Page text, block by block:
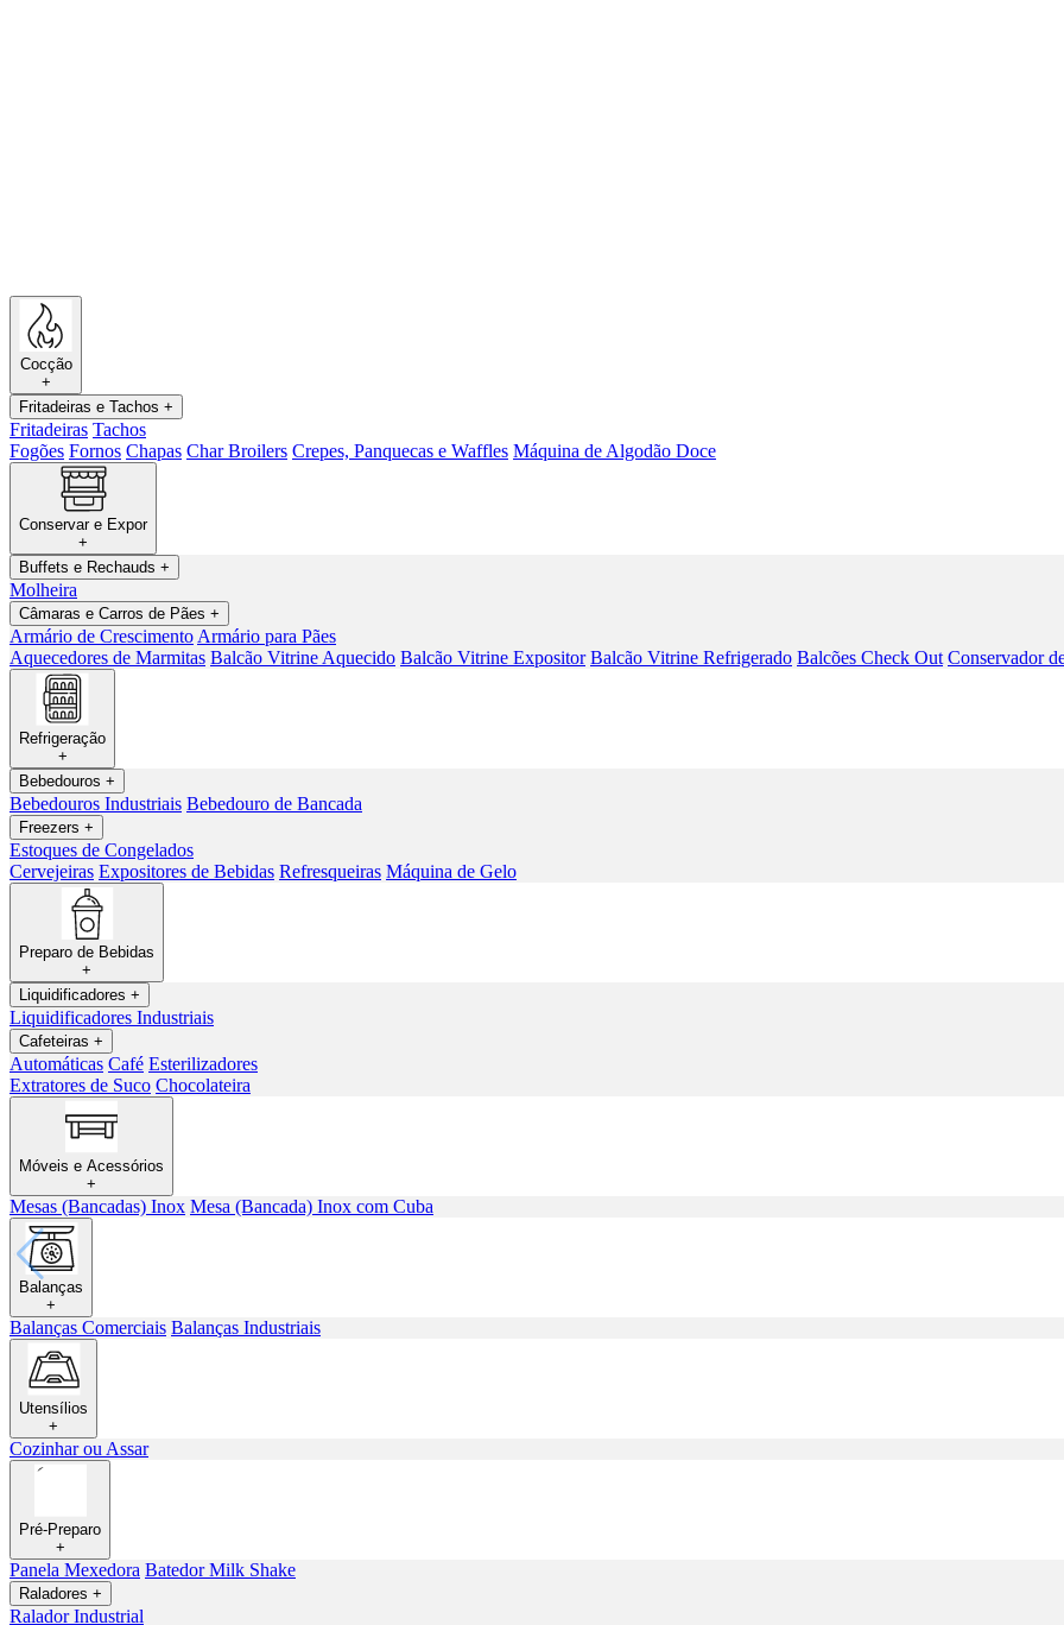
Cocção
+
Fritadeiras e Tachos +
Fritadeiras Tachos
Fogões Fornos Chapas Char Broilers Crepes, Panquecas e Waffles Máquina de Algodão Doce
Conservar e Expor
+
Buffets e Rechauds +
Molheira
Câmaras e Carros de Pães +
Armário de Crescimento Armário para Pães
Aquecedores de Marmitas Balcão Vitrine Aquecido Balcão Vitrine Expositor Balcão Vitrine Refrigerado Balcões Check Out Conservador
Refrigeração
+
Bebedouros +
Bebedouros Industriais Bebedouro de Bancada
Freezers +
Estoques de Congelados
Cervejeiras Expositores de Bebidas Refresqueiras Máquina de Gelo
Preparo de Bebidas
+
Liquidificadores +
Liquidificadores Industriais
Cafeteiras +
Automáticas Café Esterilizadores
Extratores de Suco Chocolateira
Móveis e Acessórios
+
Mesas (Bancadas) Inox Mesa (Bancada) Inox com Cuba
Balanças
+
Balanças Comerciais Balanças Industriais
Utensílios
+
Cozinhar ou Assar
Pré-Preparo
+
Panela Mexedora Batedor Milk Shake
Raladores +
Ralador Industrial